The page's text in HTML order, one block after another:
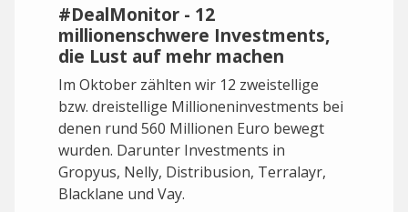
#DealMonitor - 12
millionenschwere Investments,
die Lust auf mehr machen
Im Oktober zählten wir 12 zweistellige
bzw. dreistellige Millioneninvestments bei
denen rund 560 Millionen Euro bewegt
wurden. Darunter Investments in
Gropyus, Nelly, Distribusion, Terralayr,
Blacklane und Vay.